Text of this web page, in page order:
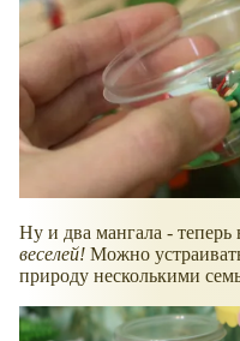
Ну и два мангала - теперь
веселей! Можно
природу несколькими